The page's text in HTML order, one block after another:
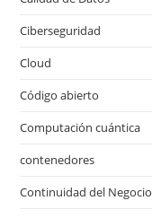
Ciberseguridad
Cloud
Código abierto
Computación cuántica
contenedores
Continuidad del Negocio